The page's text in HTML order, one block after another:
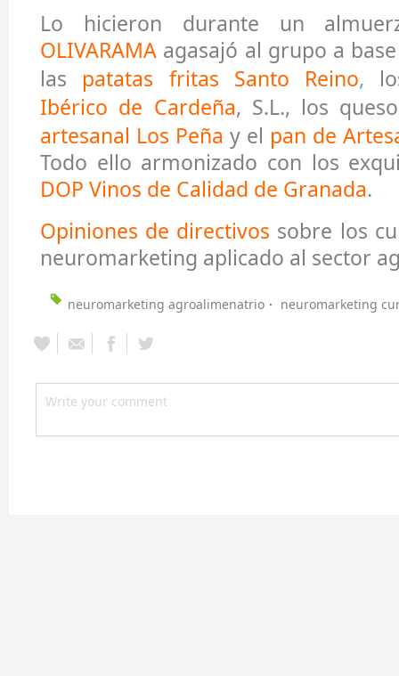
Lo hicieron durante un
OLIVARAMA agasajó al grupo a
las patatas fritas Santo Reino,
Ibérico de Cardeña, S.L., los
artesanal Los Peña y el pan de
Todo ello armonizado con los
DOP Vinos de Calidad de Granada.
Opiniones de directivos sobre los
neuromarketing aplicado al sector
neuromarketing agroalimenatrio neuromarketing